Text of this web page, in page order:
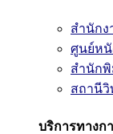
สำนักง
ศูนย์หนั
สำนัก
สถานีวิ
บริการทางก